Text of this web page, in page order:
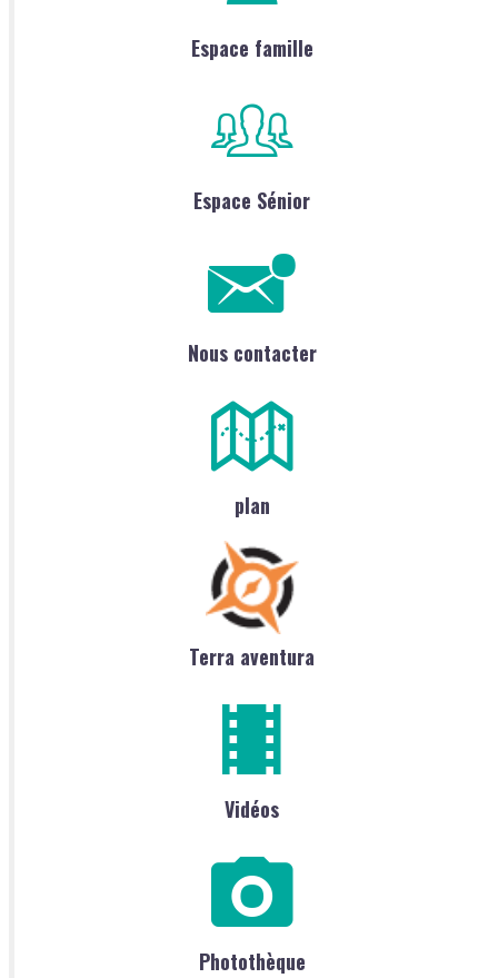
Espace famille
Espace Sénior
Nous contacter
plan
Terra aventura
Vidéos
Photothèque